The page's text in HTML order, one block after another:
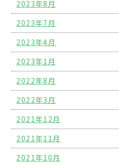
2023年8月
2023年7月
2023年4月
2023年1月
2022年8月
2022年3月
2021年12月
2021年11月
2021年10月